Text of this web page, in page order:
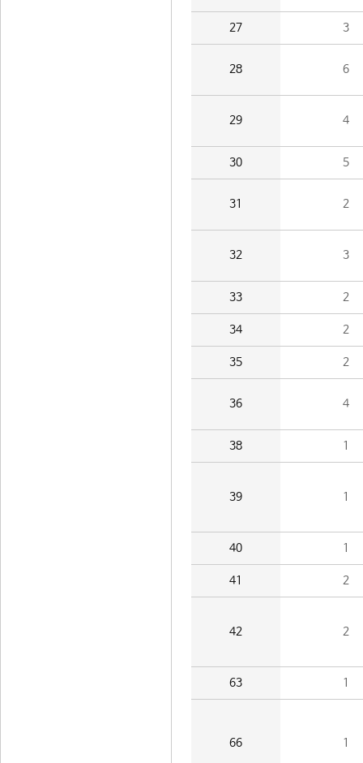
27 3
28 6
29 4
30 5
31 2
32 3
33 2
34 2
35 2
36 4
38 1
39 1
40 1
41 2
42 2
63 1
66 1